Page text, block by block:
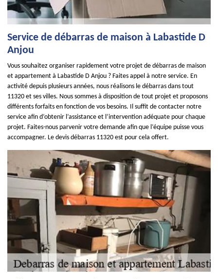
Service de débarras de maison à Labastide D
Anjou
Vous souhaitez organiser rapidement votre projet de débarras de maison
et appartement à Labastide D Anjou ? Faites appel à notre service. En
activité depuis plusieurs années, nous réalisons le débarras dans tout
11320 et ses villes. Nous sommes à disposition de tout projet et proposons
différents forfaits en fonction de vos besoins. Il suffit de contacter notre
service afin d’obtenir l’assistance et l’intervention adéquate pour chaque
projet. Faites-nous parvenir votre demande afin que l’équipe puisse vous
accompagner. Le devis débarras 11320 est pour cela offert.